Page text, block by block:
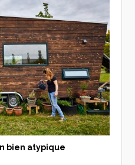
bien atypique